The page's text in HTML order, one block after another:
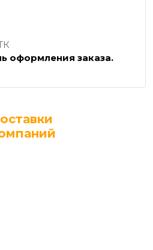
оформления заказа.